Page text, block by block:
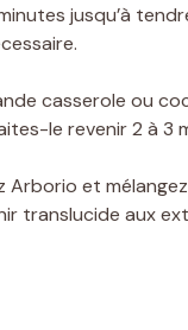
jusqu’à
casserole ou
le revenir 2 à 3
Arborio et
translucide aux